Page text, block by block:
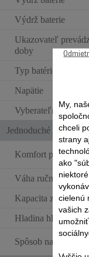
Výdrž baterie
Ukazovateľ
doby
Typ batérie
Napätie
Vyberateľná batéria
Jednoduché použitie
Komfort pri
Váha ručného
Kapacita zásobníka
Hladina hluku
Spôsob nabíjania
My,
chceli
strany
ako
cielenú
vašich